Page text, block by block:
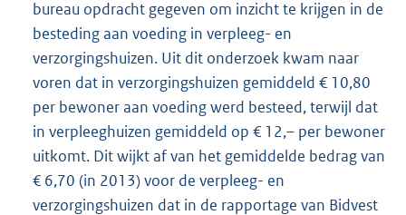
bureau opdracht gegeven om inzicht te krijgen in de
besteding aan voeding in verpleeg- en
verzorgingshuizen. Uit dit onderzoek kwam naar
voren dat in verzorgingshuizen gemiddeld € 10,80
per bewoner aan voeding werd besteed, terwijl dat
in verpleeghuizen gemiddeld op € 12,– per bewoner
uitkomt. Dit wijkt af van het gemiddelde bedrag van
€ 6,70 (in 2013) voor de verpleeg- en
verzorgingshuizen dat in de rapportage van Bidvest